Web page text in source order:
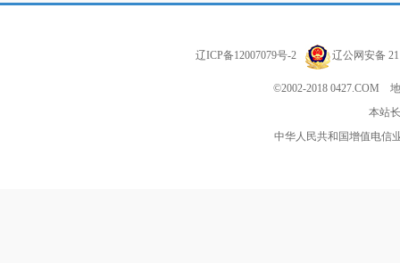
辽ICP备12007079号-2 辽公网安备
©2002-2018 0427.COM
本站
中华人民共和国增值电信